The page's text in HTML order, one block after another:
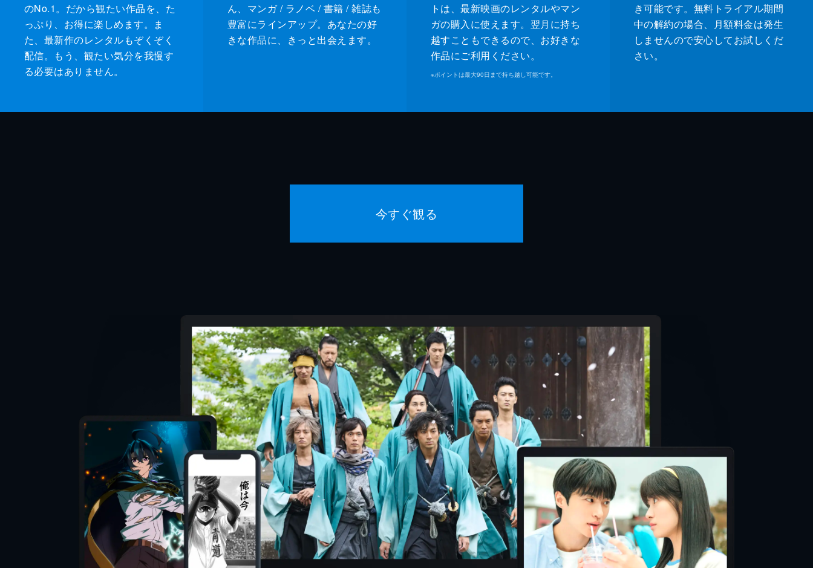
のNo.1。だから観たい作品を、た
っぷり、お得に楽しめます。ま
た、最新作のレンタルもぞくぞく
配信。もう、観たい気分を我慢す
る必要はありません。
ん、マンガ / ラノベ / 書籍 / 雑誌も
豊富にラインアップ。あなたの好
きな作品に、きっと出会えます。
トは、最新映画のレンタルやマン
ガの購入に使えます。翌月に持ち
越すこともできるので、お好きな
作品にご利用ください。
※ポイントは最大90日まで持ち越し可能です。
き可能です。無料トライアル期間
中の解約の場合、月額料金は発生
しませんので安心してお試しくだ
さい。
今すぐ観る